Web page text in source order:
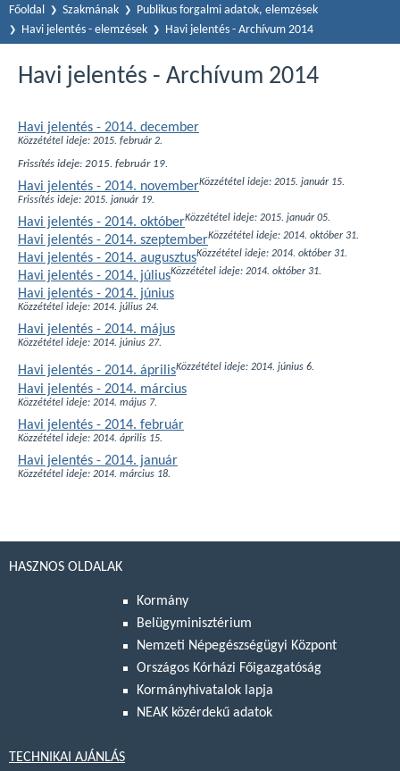
Főoldal Szakmának
Publikus forgalmi adatok, elemzések
Havi jelentés - elemzések
Havi jelentés - Archívum 2014
Havi jelentés - Archívum 2014
Havi jelentés - 2014. december
Közzététel ideje: 2015. február 2.
Frissítés ideje: 2015. február 19.
Havi jelentés - 2014. novemberKözzététel ideje: 2015. január 15.
Frissítés ideje: 2015. január 19.
Havi jelentés - 2014. októberKözzététel ideje: 2015. január 05.
Havi jelentés - 2014. szeptemberKözzététel ideje: 2014. október 31.
Havi jelentés - 2014. augusztusKözzététel ideje: 2014. október 31.
Havi jelentés - 2014. júliusKözzététel ideje: 2014. október 31.
Havi jelentés - 2014. június
Közzététel ideje: 2014. július 24.
Havi jelentés - 2014. május
Közzététel ideje: 2014. június 27.
Havi jelentés - 2014. áprilisKözzététel ideje: 2014. június 6.
Havi jelentés - 2014. március
Közzététel ideje: 2014. május 7.
Havi jelentés - 2014. február
Közzététel ideje: 2014. április 15.
Havi jelentés - 2014. január
Közzététel ideje: 2014. március 18.
HASZNOS OLDALAK
Kormány
Belügyminisztérium
Nemzeti Népegészségügyi Központ
Országos Kórházi Főigazgatóság
Kormányhivatalok lapja
NEAK közérdekű adatok
TECHNIKAI AJÁNLÁS